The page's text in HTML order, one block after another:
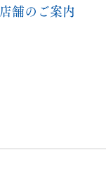
店舗のご案内